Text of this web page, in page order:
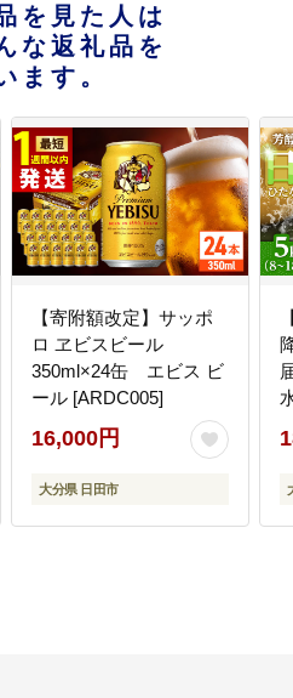
を見た人は
な返礼品を
ます。
【寄附額改定】サッポ
ロ ヱビスビール
350ml×24缶 エビス ビ
ール [ARDC005]
16,000円
大分県 日田市